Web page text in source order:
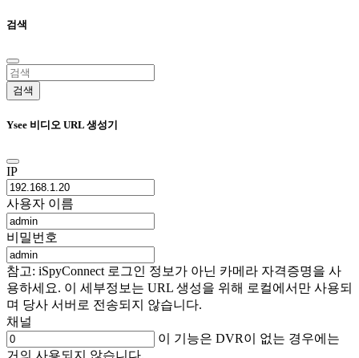
검색
검색
Ysee 비디오 URL 생성기
IP
사용자 이름
비밀번호
참고: iSpyConnect 로그인 정보가 아닌 카메라 자격증명을 사
용하세요. 이 세부정보는 URL 생성을 위해 로컬에서만 사용되
며 당사 서버로 전송되지 않습니다.
채널
이 기능은 DVR이 없는 경우에는
거의 사용되지 않습니다.